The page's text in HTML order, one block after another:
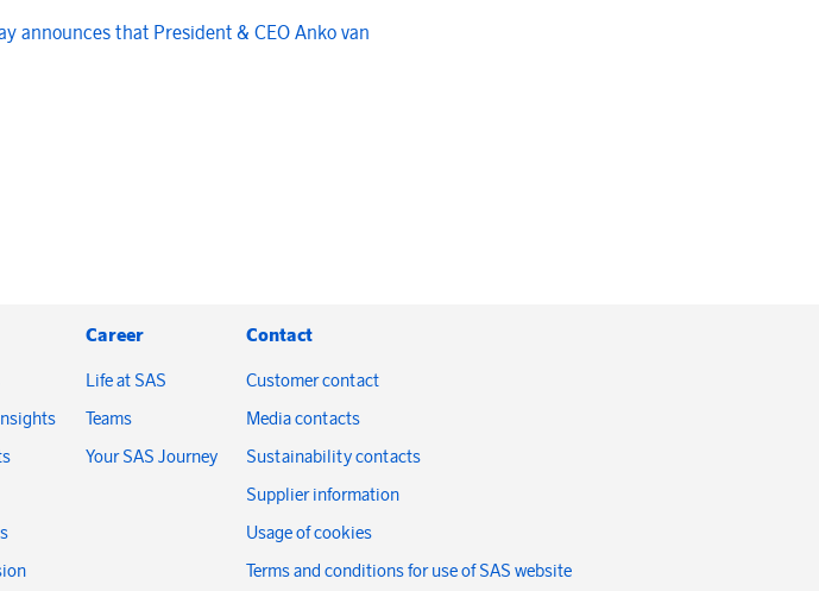
announces that President & CEO Anko van
Career
Life at SAS
Teams
Your SAS Journey
Contact
Customer contact
Media contacts
Sustainability contacts
Supplier information
Usage of cookies
Terms and conditions for use of SAS website